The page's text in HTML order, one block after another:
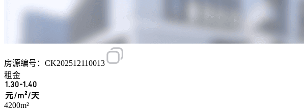
房源编号：CK202512110013
租金
1.30-1.40
元/m²/天
4200m²